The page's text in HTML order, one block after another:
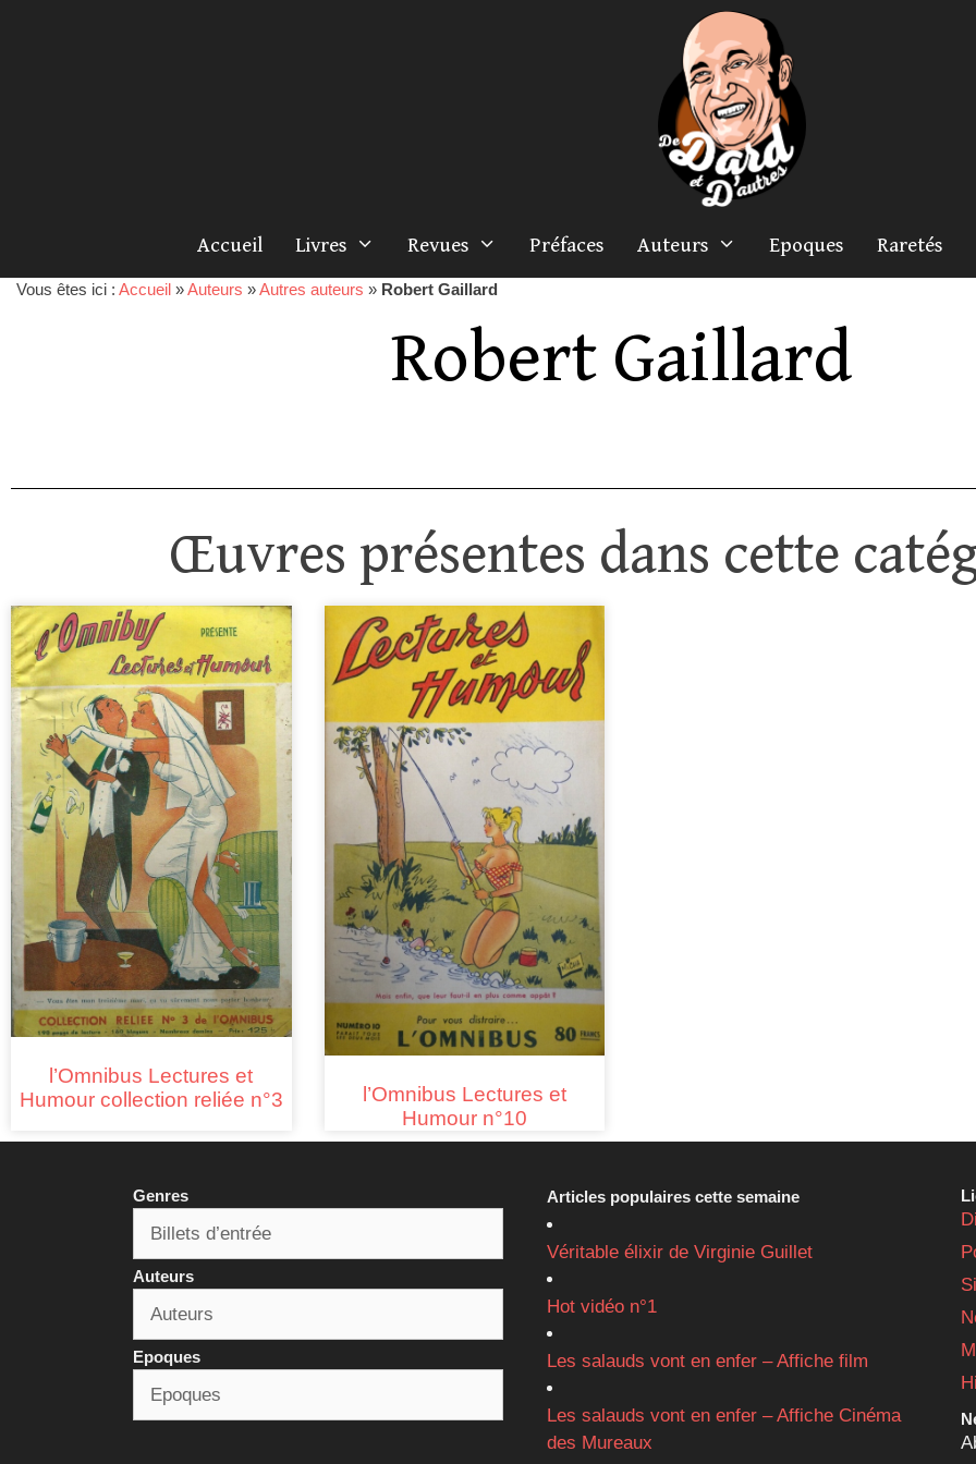
Accueil Livres Revues Préfaces Auteurs Epoques Raretés
Vous êtes ici : Accueil »Auteurs »Autres auteurs » Robert Gaillard
Robert Gaillard
Œuvres présentes dans cette
l’Omnibus Lectures et
Humour collection reliée n°3
l’Omnibus Lectures et
Humour n°10
Genres
Auteurs
Epoques
Articles populaires cette semaine
Véritable élixir de Virginie Guillet
Hot vidéo n°1
Les salauds vont en enfer – Affiche film
Les salauds vont en enfer – Affiche Cinéma
des Mureaux